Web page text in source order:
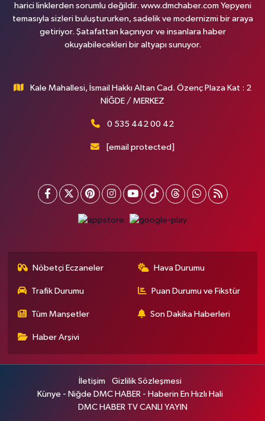
harici linklerden sorumlu değildir. www.dmchaber.com Yepyeni
temasıyla sizleri buluştururken, sadelik ve modernizmi bir araya
getiriyor. Şatafattan kaçınıyor ve insanlara haber
okuyabilecekleri bir altyapı sunuyor.
Kale Mahallesi, İsmail Hakkı Altan Cad. Özenç Plaza Kat : 2
NİĞDE / MERKEZ
0 535 442 00 42
[email protected]
Nöbetçi Eczaneler Hava Durumu
Trafik Durumu Puan Durumu ve Fikstür
Tüm Manşetler Son Dakika Haberleri
Haber Arşivi
İletişim
Gizlilik Sözleşmesi
Künye - Niğde DMC HABER - Haberin En Hızlı Hali
DMC HABER TV CANLI YAYIN